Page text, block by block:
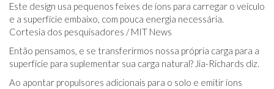
Este design usa pequenos feixes de íons para carregar o veículo
e a superfície embaixo, com pouca energia necessária.
Cortesia dos pesquisadores / MIT News
Então pensamos, e se transferirmos nossa própria carga para a
superfície para suplementar sua carga natural? Jia-Richards diz.
Ao apontar propulsores adicionais para o solo e emitir íons